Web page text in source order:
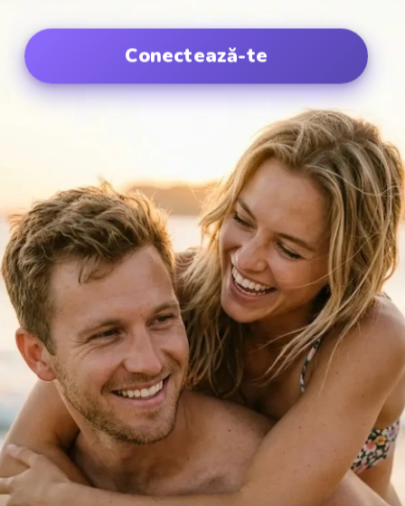
Conectează-te
Conectează-te cu Google
Conectează-te cu Apple
Continuă cu parolă